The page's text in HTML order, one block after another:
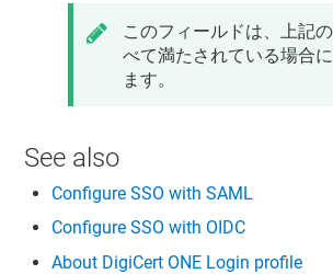
このフィールドは、上記
べて満たされている場合
ます。
See also
Configure SSO with SAML
Configure SSO with OIDC
About DigiCert ONE Login profile